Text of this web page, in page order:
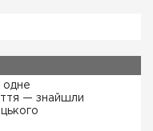
одне
— знайшли